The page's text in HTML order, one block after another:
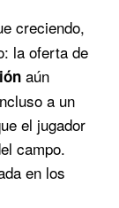
creciendo,
la oferta de
aún
a un
el jugador
campo.
en los